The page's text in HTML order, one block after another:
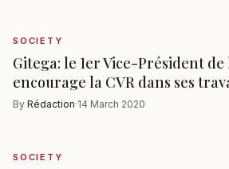
SOCIETY
Gitega: le 1er Vice-Président
encourage la CVR dans ses
By Rédaction·14 March 2020
SOCIETY